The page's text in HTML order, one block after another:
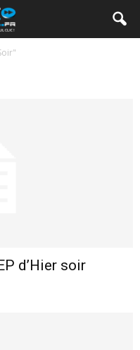
d’Hier soir